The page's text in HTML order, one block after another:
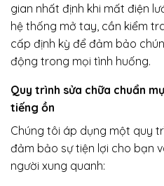
gian nhất định khi mất điện
hệ thống mở tay, cần kiểm
cấp định kỳ để đảm bảo
động trong mọi tình huống.
Quy trình sửa chữa chuẩn
tiếng ồn
Chúng tôi áp dụng một quy
đảm bảo sự tiện lợi cho bạn
người xung quanh: